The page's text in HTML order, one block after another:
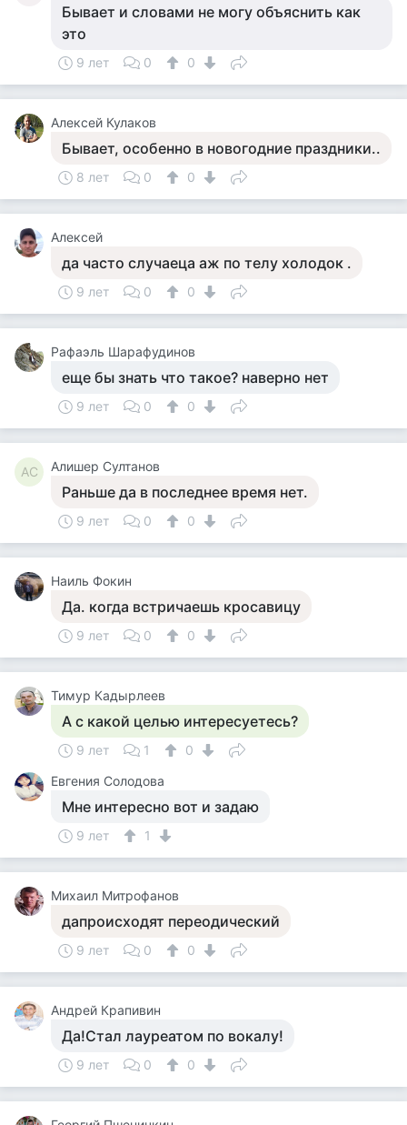
Бывает и словами не могу объяснить как
это
9 лет 0 0
Алексей Кулаков
Бывает, особенно в новогодние праздники..
8 лет 0 0
Алексей
да часто случаеца аж по телу холодок .
9 лет 0 0
Рафаэль Шарафудинов
еще бы знать что такое? наверно нет
9 лет 0 0
АС Алишер Султанов
Раньше да в последнее время нет.
9 лет 0 0
Наиль Фокин
Да. когда встричаешь кросавицу
9 лет 0 0
Тимур Кадырлеев
А с какой целью интересуетесь?
9 лет 1
0
Евгения Солодова
Мне интересно вот и задаю
9 лет 1
Михаил Митрофанов
дапроисходят переодический
9 лет 0 0
Андрей Крапивин
Да!Стал лауреатом по вокалу!
9 лет 0 0